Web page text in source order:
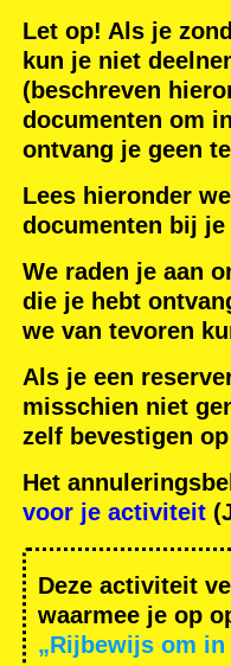
Let op! Als je
kun je niet
(beschreven
documenten om
ontvang je geen
Lees hieronder
documenten bij
We raden je aan
die je hebt
we van tevoren
Als je een
misschien niet
zelf bevestigen
Het
voor je activiteit
Deze activiteit
waarmee je op
„Rijbewijs om